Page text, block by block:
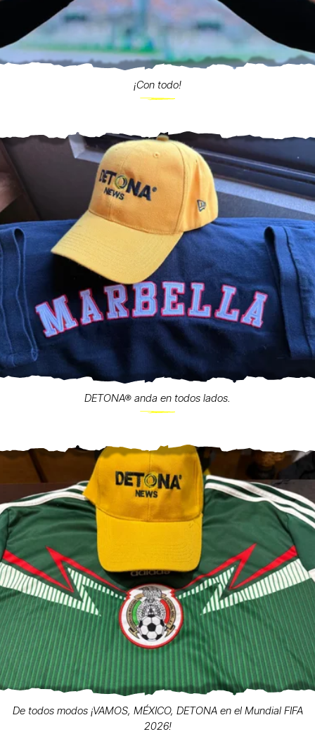
¡Con todo!
DETONA® anda en todos lados.
De todos modos ¡VAMOS, MÉXICO, DETONA en el Mundial FIFA
2026!